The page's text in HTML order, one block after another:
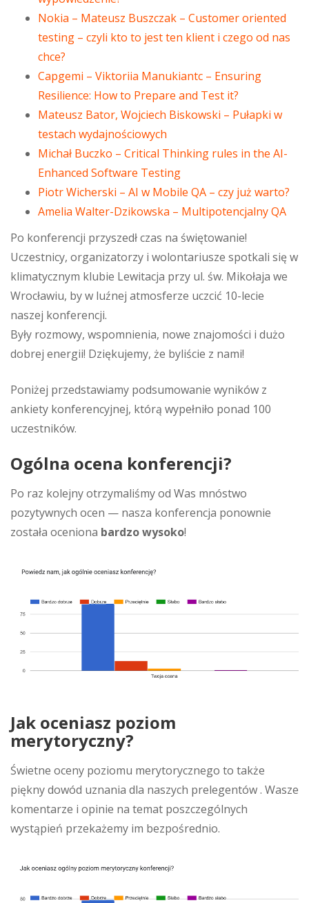
Nokia – Mateusz Buszczak – Customer oriented
testing – czyli kto to jest ten klient i czego od nas
chce?
Capgemi – Viktoriia Manukiantc – Ensuring
Resilience: How to Prepare and Test it?
Mateusz Bator, Wojciech Biskowski – Pułapki w
testach wydajnościowych
Michał Buczko – Critical Thinking rules in the AI-
Enhanced Software Testing
Piotr Wicherski – AI w Mobile QA – czy już warto?
Amelia Walter-Dzikowska – Multipotencjalny QA
Po konferencji przyszedł czas na świętowanie!
Uczestnicy, organizatorzy i wolontariusze spotkali się w
klimatycznym klubie Lewitacja przy ul. św. Mikołaja we
Wrocławiu, by w luźnej atmosferze uczcić 10-lecie
naszej konferencji.
Były rozmowy, wspomnienia, nowe znajomości i dużo
dobrej energii! Dziękujemy, że byliście z nami!
Poniżej przedstawiamy podsumowanie wyników z
ankiety konferencyjnej, którą wypełniło ponad 100
uczestników.
Ogólna ocena konferencji?
Po raz kolejny otrzymaliśmy od Was mnóstwo
pozytywnych ocen — nasza konferencja ponownie
została oceniona bardzo wysoko!
Jak oceniasz poziom
merytoryczny?
Świetne oceny poziomu merytorycznego to także
piękny dowód uznania dla naszych prelegentów . Wasze
komentarze i opinie na temat poszczególnych
wystąpień przekażemy im bezpośrednio.